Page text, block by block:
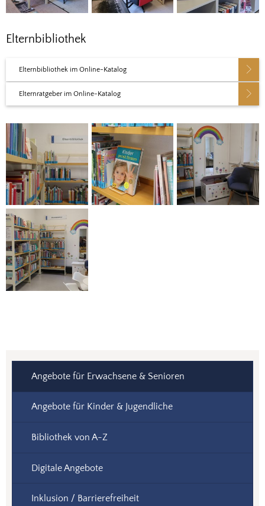
Elternbibliothek
Elternbibliothek im Online-Katalog
Elternratgeber im Online-Katalog
Angebote für Erwachsene & Senioren
Angebote für Kinder & Jugendliche
Bibliothek von A-Z
Digitale Angebote
Inklusion / Barrierefreiheit